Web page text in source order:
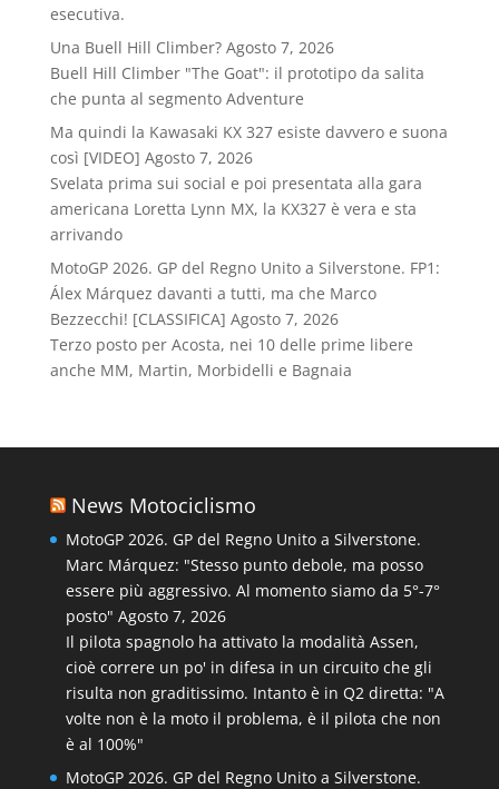
esecutiva.
Una Buell Hill Climber? Agosto 7, 2026
Buell Hill Climber "The Goat": il prototipo da salita
che punta al segmento Adventure
Ma quindi la Kawasaki KX 327 esiste davvero e suona
così [VIDEO] Agosto 7, 2026
Svelata prima sui social e poi presentata alla gara
americana Loretta Lynn MX, la KX327 è vera e sta
arrivando
MotoGP 2026. GP del Regno Unito a Silverstone. FP1:
Álex Márquez davanti a tutti, ma che Marco
Bezzecchi! [CLASSIFICA] Agosto 7, 2026
Terzo posto per Acosta, nei 10 delle prime libere
anche MM, Martin, Morbidelli e Bagnaia
News Motociclismo
MotoGP 2026. GP del Regno Unito a Silverstone.
Marc Márquez: "Stesso punto debole, ma posso
essere più aggressivo. Al momento siamo da 5°-7°
posto" Agosto 7, 2026
Il pilota spagnolo ha attivato la modalità Assen,
cioè correre un po' in difesa in un circuito che gli
risulta non graditissimo. Intanto è in Q2 diretta: "A
volte non è la moto il problema, è il pilota che non
è al 100%"
MotoGP 2026. GP del Regno Unito a Silverstone.